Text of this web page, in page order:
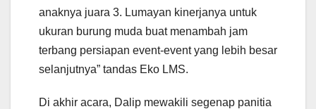
anaknya juara 3. Lumayan kinerjanya untuk
ukuran burung muda buat menambah jam
terbang persiapan event-event yang lebih besar
selanjutnya” tandas Eko LMS.
Di akhir acara, Dalip mewakili segenap panitia